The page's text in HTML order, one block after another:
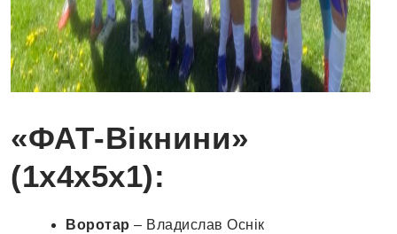
«ФАТ-Вікнини»
(1х4х5х1):
Воротар – Владислав Оснік